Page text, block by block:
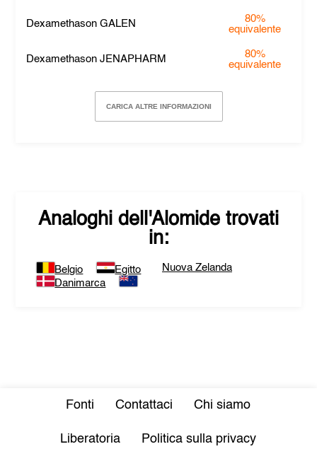
Dexamethason GALEN
80%
equivalente
Dexamethason JENAPHARM
80%
equivalente
CARICA ALTRE INFORMAZIONI
Analoghi dell'Alomide trovati
in:
Belgio
Egitto
Danimarca
Nuova Zelanda
Fonti Contattaci Chi siamo
Liberatoria Politica sulla privacy